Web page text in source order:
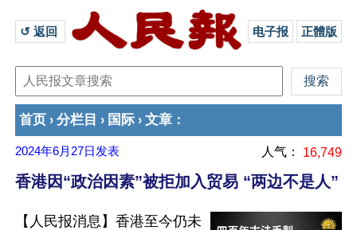
↺ 返回 电子报 正體版
首页 › 分栏目 › 国际 › 文章 ：
2024年6月27日 发表 人气： 16,749
香港因“政治因素”被拒加入贸易 “两边不是人”
【人民报消息】香港至今仍未